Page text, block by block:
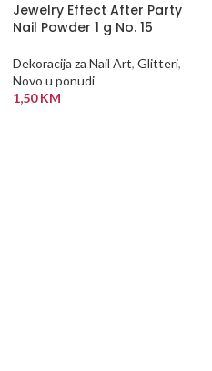
Jewelry Effect After Party
Nail Powder 1 g No. 15
Dekoracija za Nail Art, Glitteri,
Novo u ponudi
1,50KM